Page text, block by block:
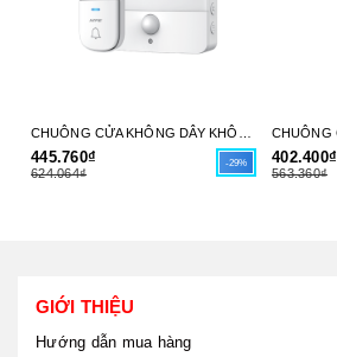
445.760₫
624.064₫
-29% 402.400₫
563.360₫
GIỚI THIỆU
Hướng dẫn mua hàng